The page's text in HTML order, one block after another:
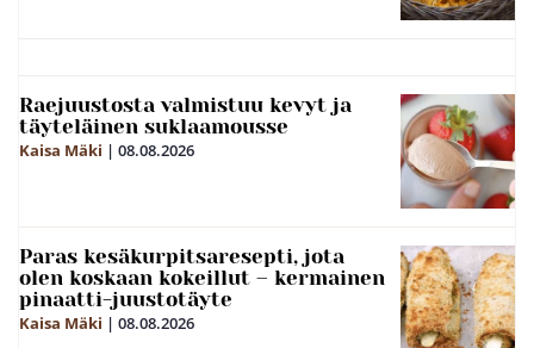
Raejuustosta valmistuu kevyt ja
täyteläinen suklaamousse
Kaisa Mäki | 08.08.2026
Paras kesäkurpitsaresepti, jota
olen koskaan kokeillut – kermainen
pinaatti-juustotäyte
Kaisa Mäki | 08.08.2026